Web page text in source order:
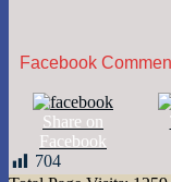
Facebook
Share on
Facebook
704